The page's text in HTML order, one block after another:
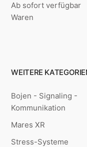
Ab sofort verfügbar
Waren
WEITERE
Bojen - Signaling -
Kommunikation
Mares XR
Stress-Systeme